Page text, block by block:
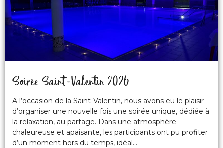
Soirée Saint-Valentin 2026
A l’occasion de la Saint-Valentin, nous avons eu le plaisir
d’organiser une nouvelle fois une soirée unique, dédiée à
la relaxation, au partage. Dans une atmosphère
chaleureuse et apaisante, les participants ont pu profiter
d’un moment hors du temps, idéal...